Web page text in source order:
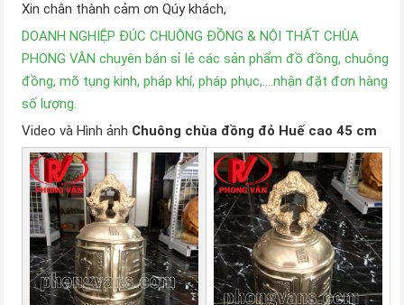
Xin chân thành cảm ơn Qúy khách,
DOANH NGHIỆP ĐÚC CHUÔNG ĐỒNG & NỘI THẤT CHÙA
PHONG VÂN chuyên bán sỉ lẻ các sản phẩm đồ đồng, chuông
đồng, mõ tụng kinh, pháp khí, pháp phục,….nhận đặt đơn hàng
số lượng.
Video và Hình ảnh Chuông chùa đồng đỏ Huế cao 45 cm